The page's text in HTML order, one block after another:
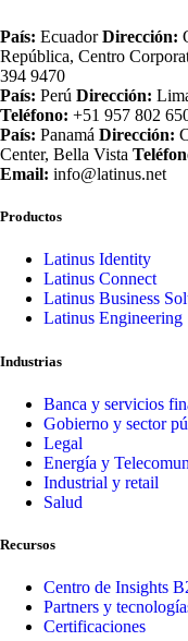
País: Ecuador Dirección:
República, Centro
394 9470
País: Perú Dirección:
Teléfono: +51 957 802
País: Panamá Dirección:
Center, Bella Vista
Email: info@latinus.net
Productos
Latinus Identity
Latinus Connect
Latinus Business
Latinus Engineering
Industrias
Banca y servicios
Gobierno y sector
Legal
Energía y
Industrial y retail
Salud
Recursos
Centro de Insights
Partners y
Certificaciones